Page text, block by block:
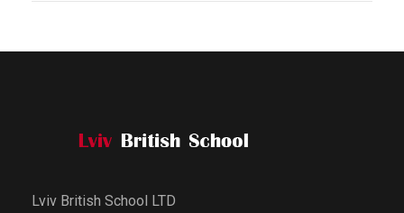
Lviv British School LTD